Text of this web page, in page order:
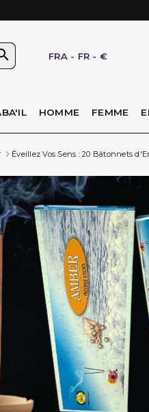
FRA - FR - €
HOMME FEMME
Éveillez Vos Sens : 20 Bâtonnets